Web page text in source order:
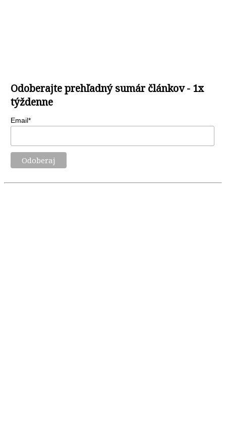
Odoberajte prehľadný sumár článkov - 1x
týždenne
Email*